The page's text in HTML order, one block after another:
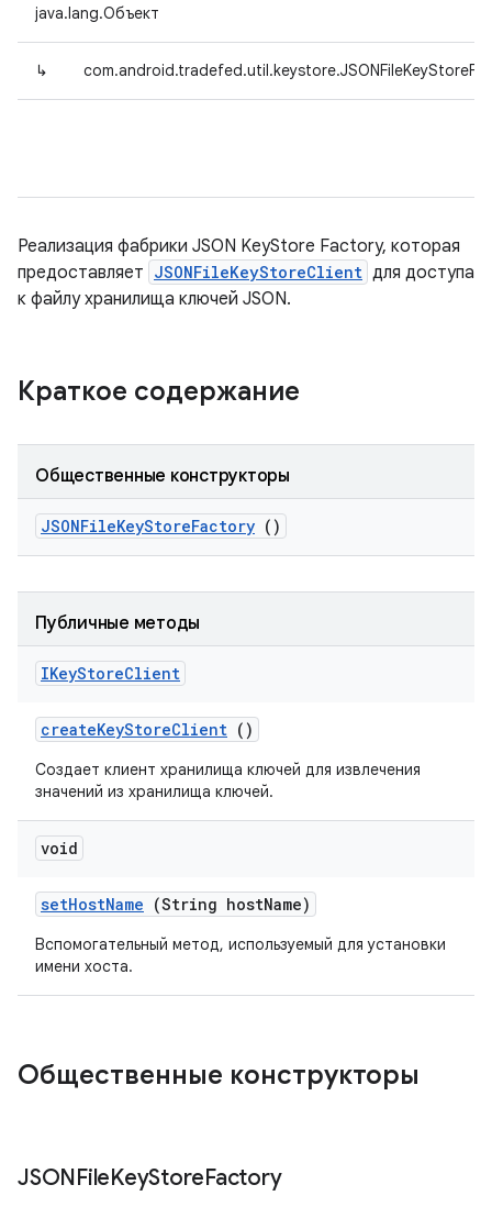
java.lang.Объект
↳
Реализация фабрики JSON KeyStore Factory, которая
предоставляет JSONFileKeyStoreClient для доступа
к файлу хранилища ключей JSON.
Краткое содержание
Общественные конструкторы
JSONFileKeyStoreFactory ()
Публичные методы
IKeyStoreClient
createKeyStoreClient ()
Создает клиент хранилища ключей для извлечения
значений из хранилища ключей.
void
setHostName (String hostName)
Вспомогательный метод, используемый для установки
имени хоста.
Общественные конструкторы
JSONFileKeyStoreFactory